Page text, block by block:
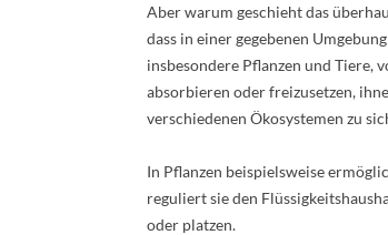
Aber warum geschieht das
dass in einer gegebenen
insbesondere Pflanzen und Tiere,
absorbieren oder freizusetzen,
verschiedenen Ökosystemen zu
In Pflanzen beispielsweise
reguliert sie den
oder platzen.